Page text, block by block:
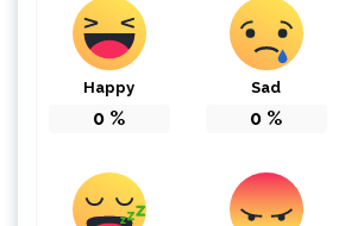
Happy
0 %
Sad
0 %